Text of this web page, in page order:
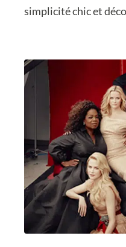
simplicité chic et